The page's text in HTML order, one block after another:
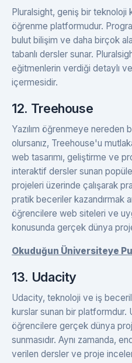
Pluralsight, geniş bir teknoloji
öğrenme platformudur.
bulut bilişim ve daha birçok
tabanlı dersler sunar.
eğitmenlerin verdiği detaylı
içermesidir.
12. Treehouse
Yazılım öğrenmeye nereden
olursanız, Treehouse'u
web tasarımı, geliştirme ve
interaktif dersler sunan
projeleri üzerinde çalışarak
pratik beceriler kazandırmak
öğrencilere web siteleri ve
konusunda gerçek dünya
Okuduğun Üniversiteye
13. Udacity
Udacity, teknoloji ve iş
kurslar sunan bir
öğrencilere gerçek dünya
sunmasıdır. Aynı zamanda,
verilen dersler ve proje